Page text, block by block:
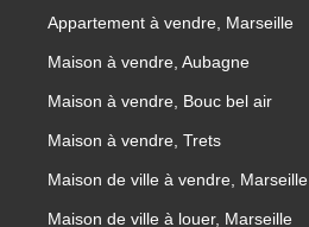
Appartement à vendre, Marseille
Maison à vendre, Aubagne
Maison à vendre, Bouc bel air
Maison à vendre, Trets
Maison de ville à vendre, Marseille
Maison de ville à louer, Marseille